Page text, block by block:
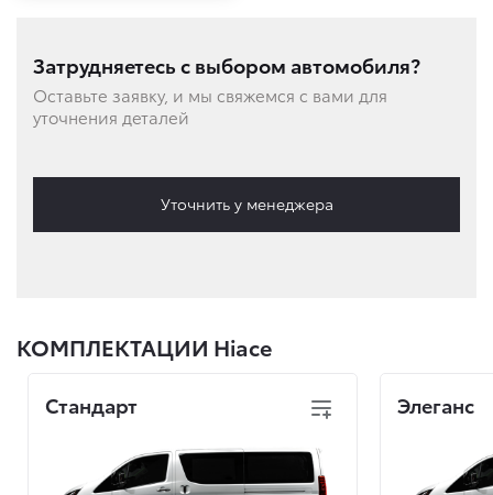
Затрудняетесь с выбором автомобиля?
Оставьте заявку, и мы свяжемся с вами для
уточнения деталей
Уточнить у менеджера
КОМПЛЕКТАЦИИ Hiace
Стандарт Элеганс